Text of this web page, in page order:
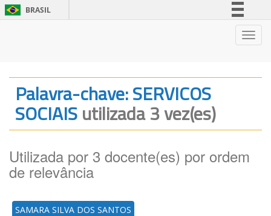
BRASIL
Legislação
Canais
Palavra-chave: SERVICOS
SOCIAISutilizada 3 vez(es)
Utilizada por 3 docente(es) por ordem
de relevância
SAMARA SILVA DOS SANTOS